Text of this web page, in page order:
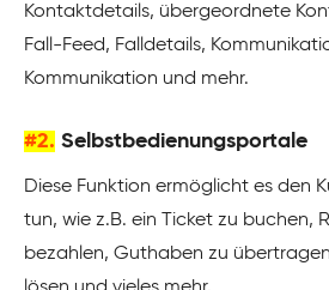
Kontaktdetails, übergeordnete
Fall-Feed, Falldetails,
Kommunikation und mehr.
#2. Selbstbedienungsportale
Diese Funktion ermöglicht es den
tun, wie z.B. ein Ticket zu buchen,
bezahlen, Guthaben zu